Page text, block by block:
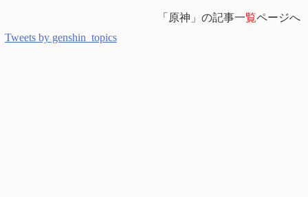
「原神」の記事一覧ページへ
Tweets by genshin_topics